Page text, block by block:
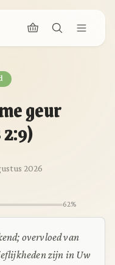
geur
2026
62%
overvloed van
zijn in Uw